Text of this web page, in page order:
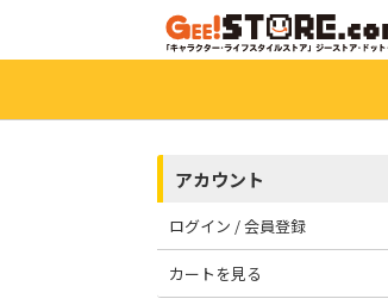
アカウント
ログイン / 会員登録
カートを見る